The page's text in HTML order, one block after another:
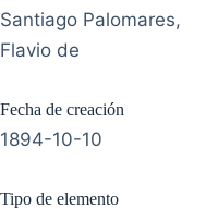
Santiago Palomares,
Flavio de
Fecha de creación
1894-10-10
Tipo de elemento